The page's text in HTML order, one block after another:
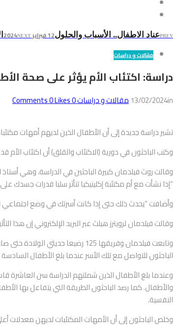
PREVعناد الاطفال.. الأسباب والحلول12 فبراير 2024 NEXT
مقالات و دراسات
دراسة: اكتئاب الأم يؤثر على صحة
13/02/2024in مقالات و دراسات0
Comments
0Likes
تشير دراسة جديدة إلى أن الأطفال الذين لديهم أمهات
وكتب الباحثون في دورية (الاكتئاب والقلق) أن اكتئاب
وقالت روث فيلدمان كبيرة الباحثين في الدراسة، وهي
“إذا نشأت مع أم مكتئبة إكلينيكيا تتأثر سلبا قدرات جسدك
وأضافت “يحدث ذلك حتى إذا كانت أسرتك في وضع
وقالت فيلدمان لرويترز هيلث عبر البريد الإلكتروني
وتابعت فيلدمان وفريقها 125
الباحثون للتواصل مع تلك الأسر عندما بلغ الأطفال
وعندما بلغ الأطفال الذين شملتهم الدراسة سن العاشرة
والأطفال. كما رصد الباحثون الطريقة التي يتفاعل بها
النفسية.
وخلص الباحثون إلى أن الأمهات المكتئبات لديهن معدلات